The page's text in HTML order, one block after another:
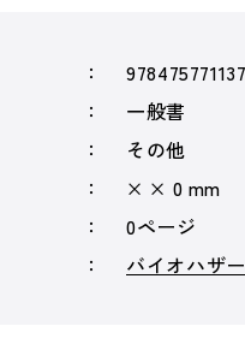
一般書
その他
× × 0 mm
0ページ
バイオハザ